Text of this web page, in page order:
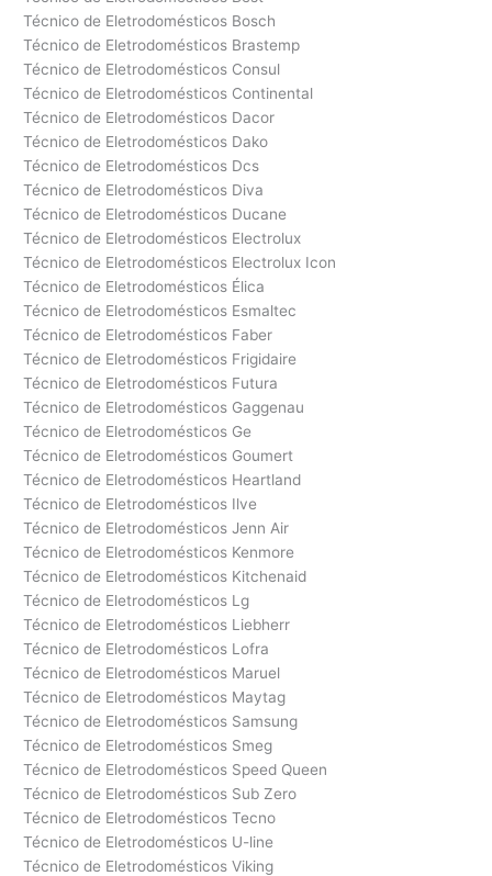
Técnico de Eletrodomésticos Bosch
Técnico de Eletrodomésticos Brastemp
Técnico de Eletrodomésticos Consul
Técnico de Eletrodomésticos Continental
Técnico de Eletrodomésticos Dacor
Técnico de Eletrodomésticos Dako
Técnico de Eletrodomésticos Dcs
Técnico de Eletrodomésticos Diva
Técnico de Eletrodomésticos Ducane
Técnico de Eletrodomésticos Electrolux
Técnico de Eletrodomésticos Electrolux Icon
Técnico de Eletrodomésticos Élica
Técnico de Eletrodomésticos Esmaltec
Técnico de Eletrodomésticos Faber
Técnico de Eletrodomésticos Frigidaire
Técnico de Eletrodomésticos Futura
Técnico de Eletrodomésticos Gaggenau
Técnico de Eletrodomésticos Ge
Técnico de Eletrodomésticos Goumert
Técnico de Eletrodomésticos Heartland
Técnico de Eletrodomésticos Ilve
Técnico de Eletrodomésticos Jenn Air
Técnico de Eletrodomésticos Kenmore
Técnico de Eletrodomésticos Kitchenaid
Técnico de Eletrodomésticos Lg
Técnico de Eletrodomésticos Liebherr
Técnico de Eletrodomésticos Lofra
Técnico de Eletrodomésticos Maruel
Técnico de Eletrodomésticos Maytag
Técnico de Eletrodomésticos Samsung
Técnico de Eletrodomésticos Smeg
Técnico de Eletrodomésticos Speed Queen
Técnico de Eletrodomésticos Sub Zero
Técnico de Eletrodomésticos Tecno
Técnico de Eletrodomésticos U-line
Técnico de Eletrodomésticos Viking